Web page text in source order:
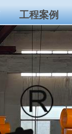
工程案例